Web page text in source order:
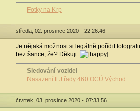
Fotky na Krp
středa, 02. prosince 2020 - 22:26:46
Je nějaká možnost si legálně pořídit
bez šance, že? Děkuji.
Sledování vozidel
Nasazení EJ řady 460 OCÚ Východ
čtvrtek, 03. prosince 2020 - 07:33:56